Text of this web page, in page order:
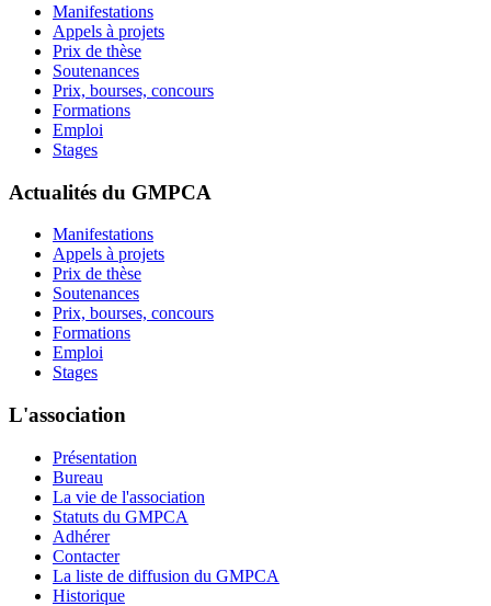
Manifestations
Appels à projets
Prix de thèse
Soutenances
Prix, bourses, concours
Formations
Emploi
Stages
Actualités du GMPCA
Manifestations
Appels à projets
Prix de thèse
Soutenances
Prix, bourses, concours
Formations
Emploi
Stages
L'association
Présentation
Bureau
La vie de l'association
Statuts du GMPCA
Adhérer
Contacter
La liste de diffusion du GMPCA
Historique